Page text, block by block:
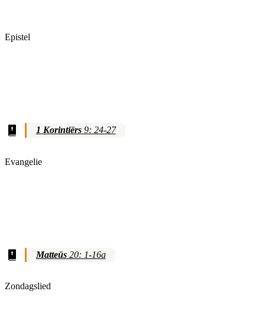
Epistel
1 Korintiërs9: 24-27
Evangelie
Matteüs20: 1-16a
Zondagslied